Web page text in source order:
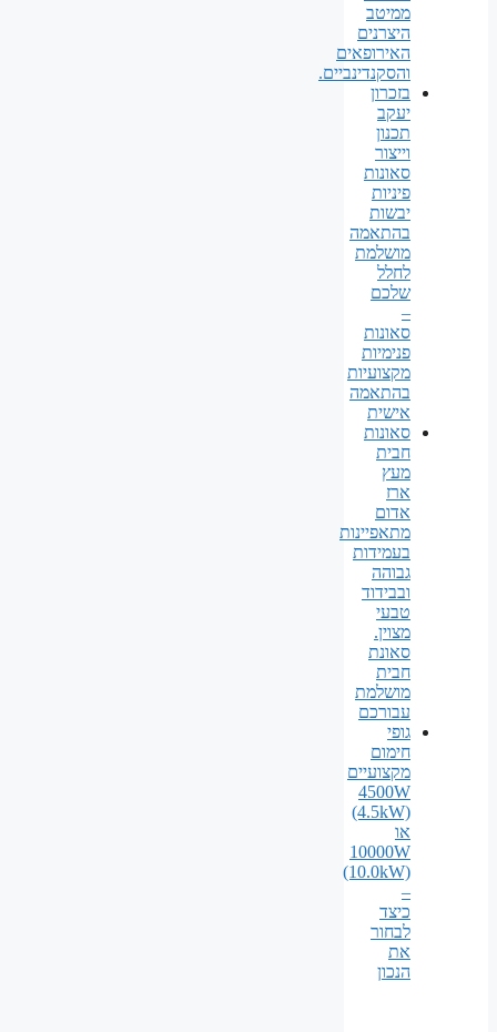
ממיטב
היצרנים
האירופאים
והסקנדינביים.
בזכרון
יעקב
תכנון
וייצור
סאונות
פיניות
יבשות
בהתאמה
מושלמת
לחלל
שלכם
–
סאונות
פנימיות
מקצועיות
בהתאמה
אישית
סאונות
חבית
מעץ
ארז
אדום
מתאפיינות
בעמידות
גבוהה
ובבידוד
טבעי
מצוין.
סאונת
חבית
מושלמת
עבורכם
גופי
חימום
מקצועיים
4500W
(4.5kW)
או
10000W
(10.0kW)
–
כיצד
לבחור
את
הנכון